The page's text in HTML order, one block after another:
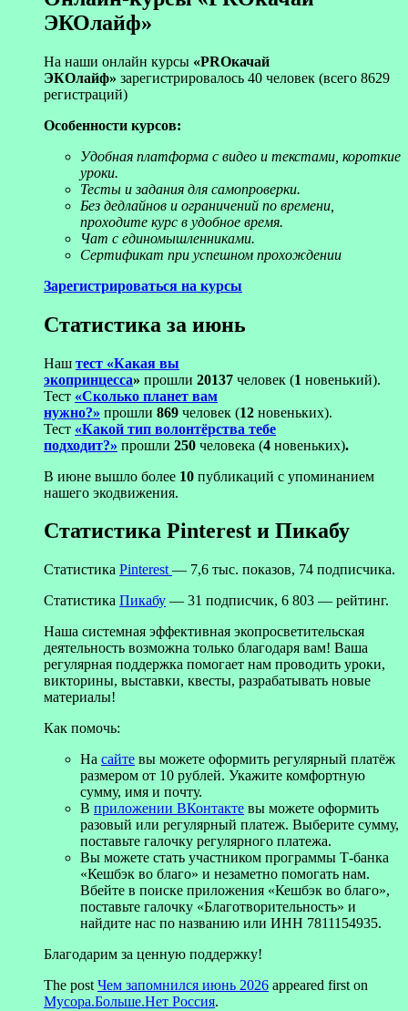
ЭКОлайф»
На наши онлайн курсы «PROкачай
ЭКОлайф» зарегистрировалось 40 человек (всего 8629
регистраций)
Особенности курсов:
Удобная платформа с видео и текстами, короткие
уроки.
Тесты и задания для самопроверки.
Без дедлайнов и ограничений по времени,
проходите курс в удобное время.
Чат с единомышленниками.
Сертификат при успешном прохождении
Зарегистрироваться на курсы
Статистика за июнь
Наш тест «Какая вы
экопринцесса» прошли 20137 человек (1 новенький).
Тест «Сколько планет вам
нужно?» прошли 869 человек (12 новеньких).
Тест «Какой тип волонтёрства тебе
подходит?» прошли 250 человека (4 новеньких).
В июне вышло более 10 публикаций с упоминанием
нашего экодвижения.
Статистика Pinterest и Пикабу
Статистика Pinterest — 7,6 тыс. показов, 74 подписчика.
Статистика Пикабу — 31 подписчик, 6 803 — рейтинг.
Наша системная эффективная экопросветительская
деятельность возможна только благодаря вам! Ваша
регулярная поддержка помогает нам проводить уроки,
викторины, выставки, квесты, разрабатывать новые
материалы!
Как помочь:
На сайте вы можете оформить регулярный платёж
размером от 10 рублей. Укажите комфортную
сумму, имя и почту.
В приложении ВКонтакте вы можете оформить
разовый или регулярный платеж. Выберите сумму,
поставьте галочку регулярного платежа.
Вы можете стать участником программы Т-банка
«Кешбэк во благо» и незаметно помогать нам.
Вбейте в поиске приложения «Кешбэк во благо»,
поставьте галочку «Благотворительность» и
найдите нас по названию или ИНН 7811154935.
Благодарим за ценную поддержку!
The post Чем запомнился июнь 2026 appeared first on
Мусора.Больше.Нет Россия.